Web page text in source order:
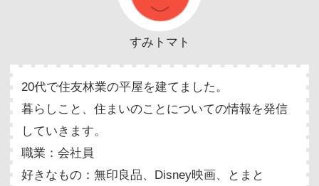
すみトマト
20代で住友林業の平屋を建てました。
暮らしこと、住まいのことについての情報を発信
していきます。
職業：会社員
好きなもの：無印良品、Disney映画、とまと